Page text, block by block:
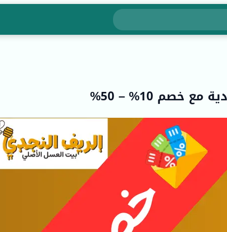
10% – 50%